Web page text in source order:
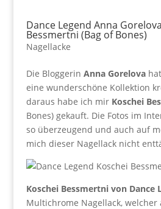
Dance Legend Anna
Bessmertni (Bag of Bones)
Nagellacke
Die Bloggerin Anna Gorelovahat
eine wunderschöne Kollektion
daraus habe ich mir Koschei
Bones) gekauft. Die Fotos im
so überzeugend und auch auf
mich dieser Nagellack nicht
Koschei Bessmertni von Dance
Multichrome Nagellack,